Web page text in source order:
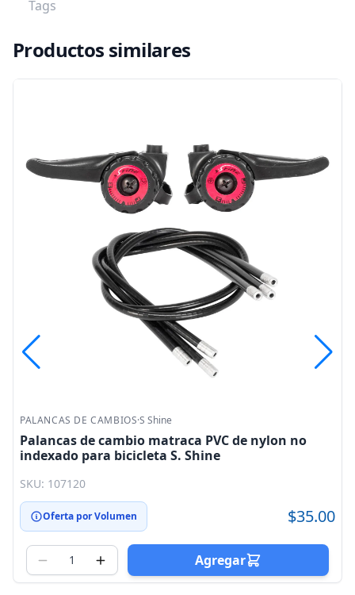
Tags
Productos similares
PALANCAS DE CAMBIOS·S Shine
Palancas de cambio matraca PVC de nylon no
indexado para bicicleta S. Shine
SKU: 107120
Oferta por Volumen $35.00
Agregar